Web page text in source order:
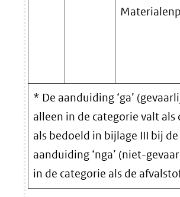
* De aanduiding ‘ga’
alleen in de categorie valt
als bedoeld in bijlage III bij
aanduiding ‘nga’ (niet-
in de categorie als de